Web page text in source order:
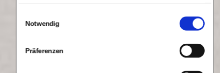
Notwendig
Präferenzen